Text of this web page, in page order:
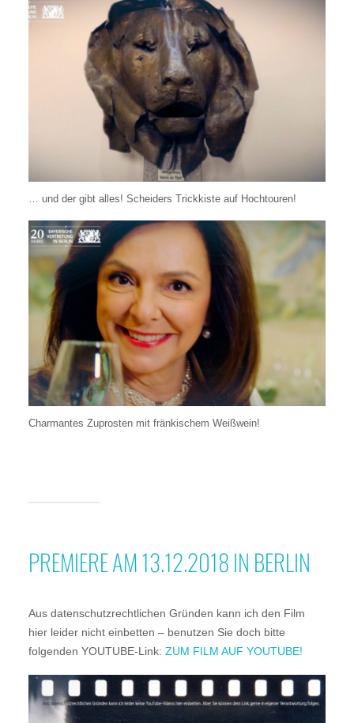
… und der gibt alles! Scheiders Trickkiste auf Hochtouren!
Charmantes Zuprosten mit fränkischem Weißwein!
PREMIERE AM 13.12.2018 IN BERLIN
Aus datenschutzrechtlichen Gründen kann ich den Film
hier leider nicht einbetten – benutzen Sie doch bitte
folgenden YOUTUBE-Link: ZUM FILM AUF YOUTUBE!